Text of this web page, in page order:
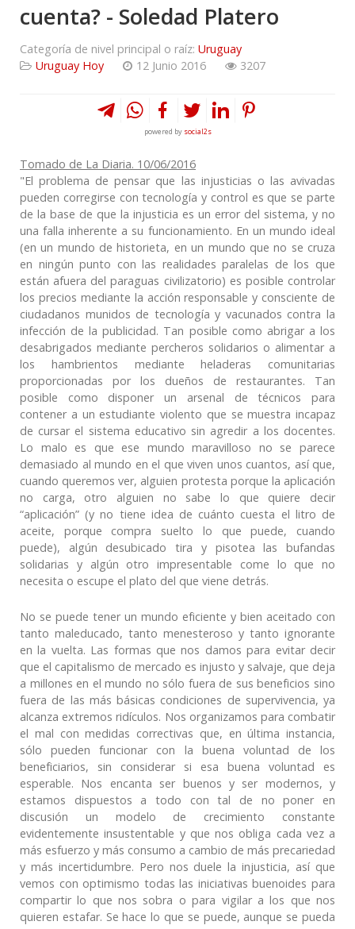
cuenta? - Soledad Platero
Categoría de nivel principal o raíz: Uruguay
Uruguay Hoy
12 Junio 2016 3207
powered by social2s
Tomado de La Diaria. 10/06/2016
"El problema de pensar que las injusticias o las avivadas
pueden corregirse con tecnología y control es que se parte
de la base de que la injusticia es un error del sistema, y no
una falla inherente a su funcionamiento. En un mundo ideal
(en un mundo de historieta, en un mundo que no se cruza
en ningún punto con las realidades paralelas de los que
están afuera del paraguas civilizatorio) es posible controlar
los precios mediante la acción responsable y consciente de
ciudadanos munidos de tecnología y vacunados contra la
infección de la publicidad. Tan posible como abrigar a los
desabrigados mediante percheros solidarios o alimentar a
los hambrientos mediante heladeras comunitarias
proporcionadas por los dueños de restaurantes. Tan
posible como disponer un arsenal de técnicos para
contener a un estudiante violento que se muestra incapaz
de cursar el sistema educativo sin agredir a los docentes.
Lo malo es que ese mundo maravilloso no se parece
demasiado al mundo en el que viven unos cuantos, así que,
cuando queremos ver, alguien protesta porque la aplicación
no carga, otro alguien no sabe lo que quiere decir
“aplicación” (y no tiene idea de cuánto cuesta el litro de
aceite, porque compra suelto lo que puede, cuando
puede), algún desubicado tira y pisotea las bufandas
solidarias y algún otro impresentable come lo que no
necesita o escupe el plato del que viene detrás.
No se puede tener un mundo eficiente y bien aceitado con
tanto maleducado, tanto menesteroso y tanto ignorante
en la vuelta. Las formas que nos damos para evitar decir
que el capitalismo de mercado es injusto y salvaje, que deja
a millones en el mundo no sólo fuera de sus beneficios sino
fuera de las más básicas condiciones de supervivencia, ya
alcanza extremos ridículos. Nos organizamos para combatir
el mal con medidas correctivas que, en última instancia,
sólo pueden funcionar con la buena voluntad de los
beneficiarios, sin considerar si esa buena voluntad es
esperable. Nos encanta ser buenos y ser modernos, y
estamos dispuestos a todo con tal de no poner en
discusión un modelo de crecimiento constante
evidentemente insustentable y que nos obliga cada vez a
más esfuerzo y más consumo a cambio de más precariedad
y más incertidumbre. Pero nos duele la injusticia, así que
vemos con optimismo todas las iniciativas buenoides para
compartir lo que nos sobra o para vigilar a los que nos
quieren estafar. Se hace lo que se puede, aunque se pueda